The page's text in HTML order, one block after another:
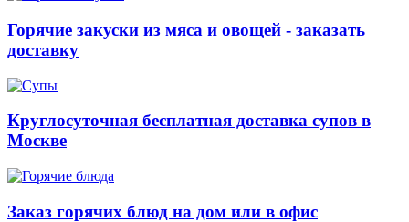
Горячие закуски из мяса и овощей - заказать
доставку
Круглосуточная бесплатная доставка супов в
Москве
Заказ горячих блюд на дом или в офис